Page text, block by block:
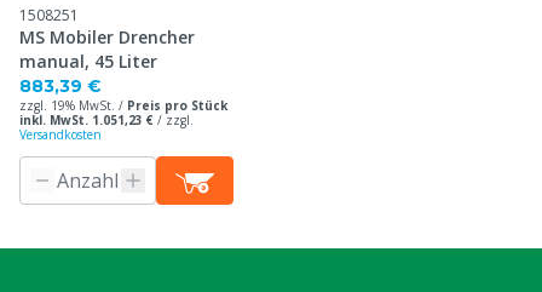
1508251
MS Mobiler Drencher
manual, 45 Liter
883,39 €
zzgl. 19% MwSt. / Preis pro Stück
inkl. MwSt. 1.051,23 € / zzgl.
Versandkosten